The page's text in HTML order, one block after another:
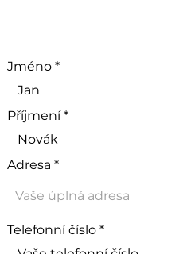
Jméno
Příjmení
Adresa
Telefonní číslo